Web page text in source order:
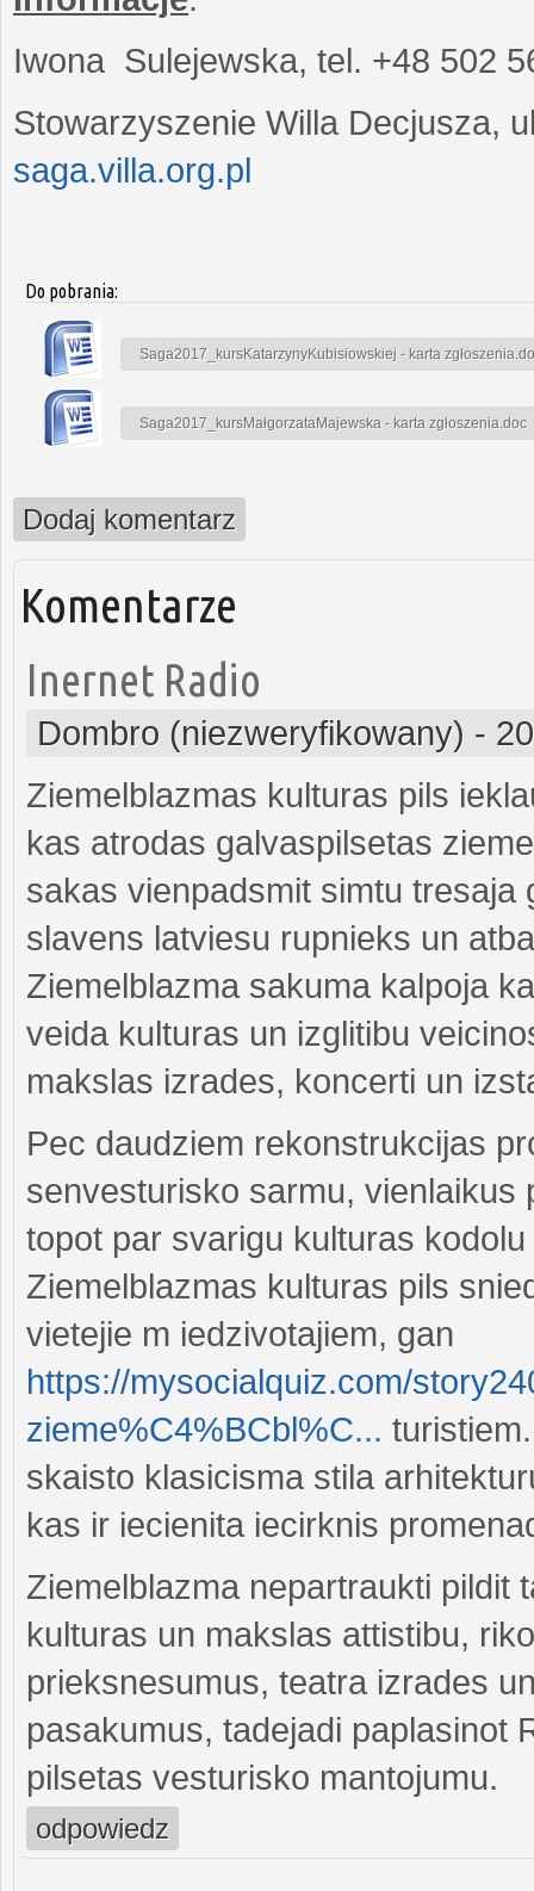
Iwona Sulejewska, tel. +48 502
Stowarzyszenie Willa Decjusza,
saga.villa.org.pl
Do pobrania:
Saga2017_kursKatarzynyKubisiowskiej - karta
Saga2017_kursMałgorzataMajewska - karta zgłoszenia.doc
Dodaj komentarz
Komentarze
Inernet Radio
Dombro (niezweryfikowany) -
Ziemelblazmas kulturas pils
kas atrodas galvaspilsetas
sakas vienpadsmit simtu
slavens latviesu rupnieks un
Ziemelblazma sakuma kalpoja
veida kulturas un izglitibu
makslas izrades, koncerti un
Pec daudziem rekonstrukcijas
senvesturisko sarmu, vienlaikus
topot par svarigu kulturas
Ziemelblazmas kulturas pils
vietejie m iedzivotajiem, gan
https://mysocialquiz.com/
zieme%C4%BCbl%C...
skaisto klasicisma stila
kas ir iecienita iecirknis
Ziemelblazma nepartraukti pildit
kulturas un makslas attistibu,
prieksnesumus, teatra izrades
pasakumus, tadejadi paplasinot
pilsetas vesturisko mantojumu.
odpowiedz